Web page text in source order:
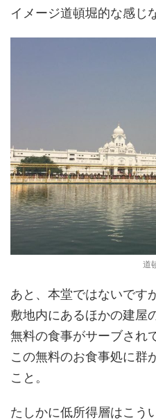
イメージ道頓堀的な感じ
道
あと、本堂ではないです
敷地内にあるほかの建屋
無料の食事がサーブされ
この無料のお食事処に群
こと。
たしかに低所得層はこう